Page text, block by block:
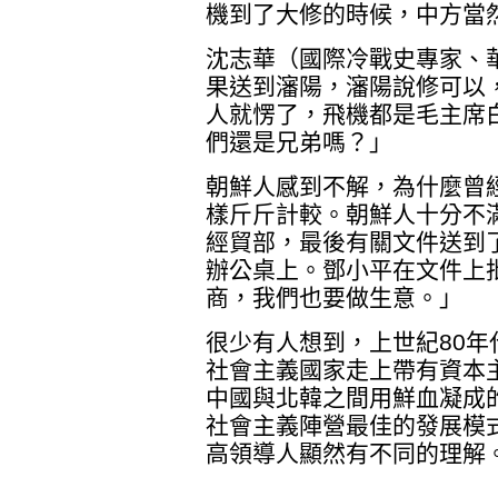
機到了大修的時候，中方當
沈志華（國際冷戰史專家、
果送到瀋陽，瀋陽說修可以
人就愣了，飛機都是毛主
們還是兄弟嗎？」
朝鮮人感到不解，為什麼曾
樣斤斤計較。朝鮮人十分不
經貿部，最後有關文件送到
辦公桌上。鄧小平在文件上
商，我們也要做生意。」
很少有人想到，上世紀80
社會主義國家走上帶有資本
中國與北韓之間用鮮血凝成
社會主義陣營最佳的發展模
高領導人顯然有不同的理解